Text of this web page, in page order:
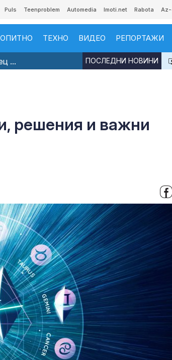
Puls Teenproblem Automedia Imoti.net Rabota
ТЕХНО ВИДЕО РЕПОРТАЖИ
... ПОСЛЕДНИ НОВИНИ
решения и важни